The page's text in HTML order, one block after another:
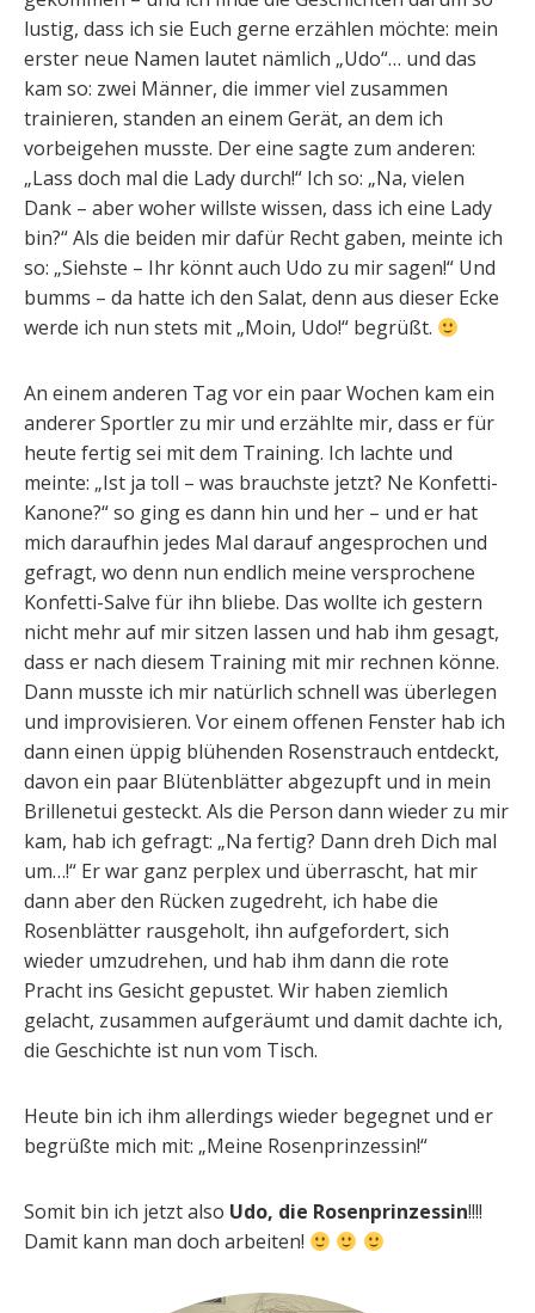
lustig, dass ich sie Euch gerne erzählen möchte: mein
erster neue Namen lautet nämlich „Udo“… und das
kam so: zwei Männer, die immer viel zusammen
trainieren, standen an einem Gerät, an dem ich
vorbeigehen musste. Der eine sagte zum anderen:
„Lass doch mal die Lady durch!“ Ich so: „Na, vielen
Dank – aber woher willste wissen, dass ich eine Lady
bin?“ Als die beiden mir dafür Recht gaben, meinte ich
so: „Siehste – Ihr könnt auch Udo zu mir sagen!“ Und
bumms – da hatte ich den Salat, denn aus dieser Ecke
werde ich nun stets mit „Moin, Udo!“ begrüßt.
An einem anderen Tag vor ein paar Wochen kam ein
anderer Sportler zu mir und erzählte mir, dass er für
heute fertig sei mit dem Training. Ich lachte und
meinte: „Ist ja toll – was brauchste jetzt? Ne Konfetti-
Kanone?“ so ging es dann hin und her – und er hat
mich daraufhin jedes Mal darauf angesprochen und
gefragt, wo denn nun endlich meine versprochene
Konfetti-Salve für ihn bliebe. Das wollte ich gestern
nicht mehr auf mir sitzen lassen und hab ihm gesagt,
dass er nach diesem Training mit mir rechnen könne.
Dann musste ich mir natürlich schnell was überlegen
und improvisieren. Vor einem offenen Fenster hab ich
dann einen üppig blühenden Rosenstrauch entdeckt,
davon ein paar Blütenblätter abgezupft und in mein
Brillenetui gesteckt. Als die Person dann wieder zu mir
kam, hab ich gefragt: „Na fertig? Dann dreh Dich mal
um…!“ Er war ganz perplex und überrascht, hat mir
dann aber den Rücken zugedreht, ich habe die
Rosenblätter rausgeholt, ihn aufgefordert, sich
wieder umzudrehen, und hab ihm dann die rote
Pracht ins Gesicht gepustet. Wir haben ziemlich
gelacht, zusammen aufgeräumt und damit dachte ich,
die Geschichte ist nun vom Tisch.
Heute bin ich ihm allerdings wieder begegnet und er
begrüßte mich mit: „Meine Rosenprinzessin!“
Somit bin ich jetzt also Udo, die Rosenprinzessin!!!!
Damit kann man doch arbeiten!